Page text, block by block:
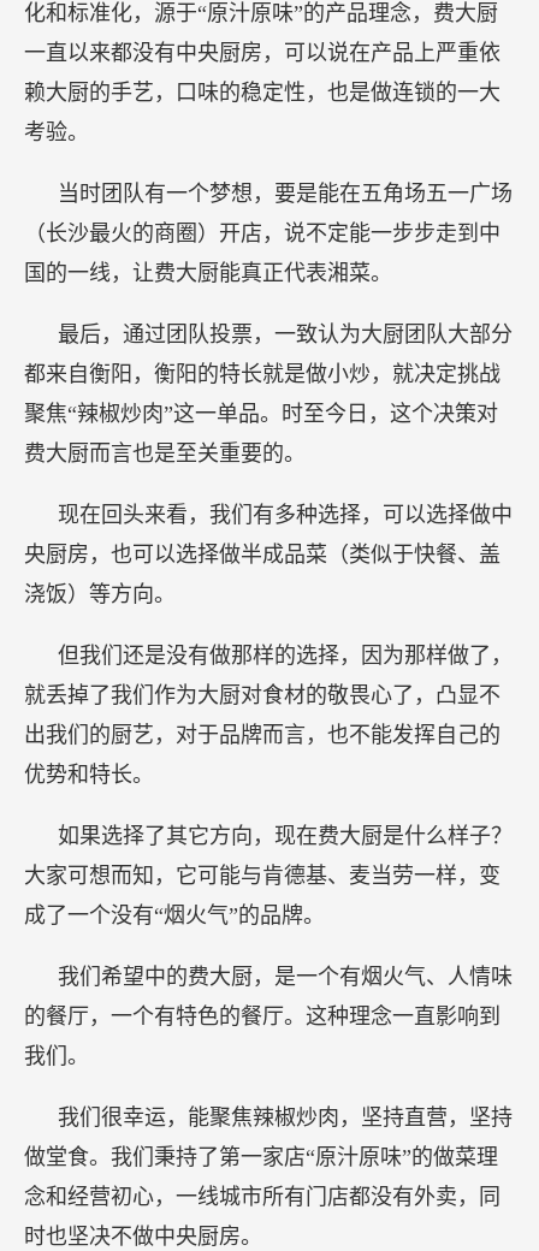
化和标准化，源于“原汁原味”的产品理念，费大厨
一直以来都没有中央厨房，可以说在产品上严重依
赖大厨的手艺，口味的稳定性，也是做连锁的一大
考验。
当时团队有一个梦想，要是能在五角场五一广场
（长沙最火的商圈）开店，说不定能一步步走到中
国的一线，让费大厨能真正代表湘菜。
最后，通过团队投票，一致认为大厨团队大部分
都来自衡阳，衡阳的特长就是做小炒，就决定挑战
聚焦“辣椒炒肉”这一单品。时至今日，这个决策对
费大厨而言也是至关重要的。
现在回头来看，我们有多种选择，可以选择做中
央厨房，也可以选择做半成品菜（类似于快餐、盖
浇饭）等方向。
但我们还是没有做那样的选择，因为那样做了，
就丢掉了我们作为大厨对食材的敬畏心了，凸显不
出我们的厨艺，对于品牌而言，也不能发挥自己的
优势和特长。
如果选择了其它方向，现在费大厨是什么样子？
大家可想而知，它可能与肯德基、麦当劳一样，变
成了一个没有“烟火气”的品牌。
我们希望中的费大厨，是一个有烟火气、人情味
的餐厅，一个有特色的餐厅。这种理念一直影响到
我们。
我们很幸运，能聚焦辣椒炒肉，坚持直营，坚持
做堂食。我们秉持了第一家店“原汁原味”的做菜理
念和经营初心，一线城市所有门店都没有外卖，同
时也坚决不做中央厨房。